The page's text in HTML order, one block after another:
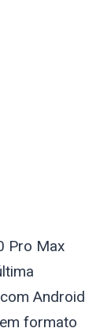
Pro Max
Android
formato